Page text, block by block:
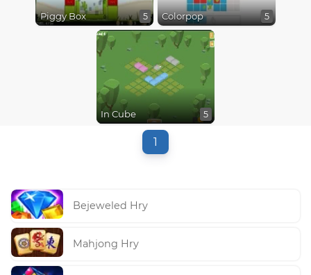
Piggy Box 5 Colorpop 5
In Cube 5
1
Bejeweled Hry
Mahjong Hry